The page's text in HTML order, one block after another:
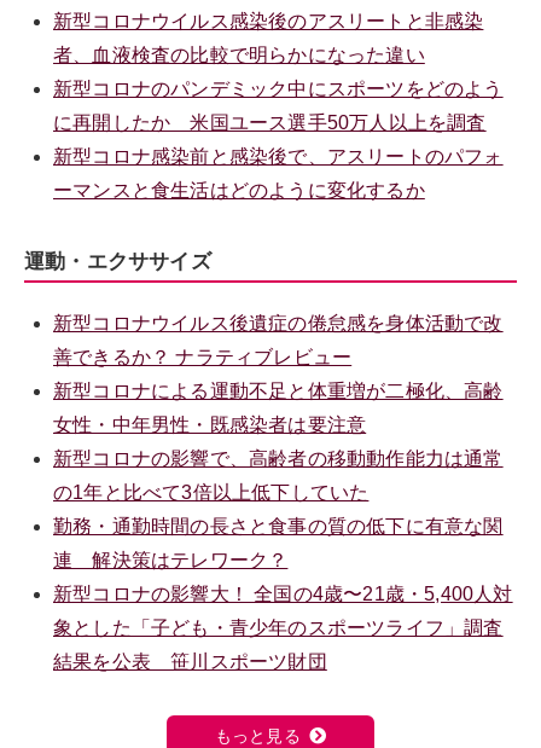
新型コロナウイルス感染後のアスリートと非感染
者、血液検査の比較で明らかになった違い
新型コロナのパンデミック中にスポーツをどのよう
に再開したか 米国ユース選手50万人以上を調査
新型コロナ感染前と感染後で、アスリートのパフォ
ーマンスと食生活はどのように変化するか
運動・エクササイズ
新型コロナウイルス後遺症の倦怠感を身体活動で改
善できるか？ ナラティブレビュー
新型コロナによる運動不足と体重増が二極化、高齢
女性・中年男性・既感染者は要注意
新型コロナの影響で、高齢者の移動動作能力は通常
の1年と比べて3倍以上低下していた
勤務・通勤時間の長さと食事の質の低下に有意な関
連 解決策はテレワーク？
新型コロナの影響大！ 全国の4歳〜21歳・5,400人対
象とした「子ども・青少年のスポーツライフ」調査
結果を公表 笹川スポーツ財団
もっと見る